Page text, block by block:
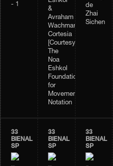
- 1
&
Avraham
Wachman
Cortesia
[Courtesy]:
The
Noa
Eshkol
Foundation
for
Movement
Notation
de
Zhai
Sichen
33
BIENAL
SP
33
BIENAL
SP
33
BIENAL
SP